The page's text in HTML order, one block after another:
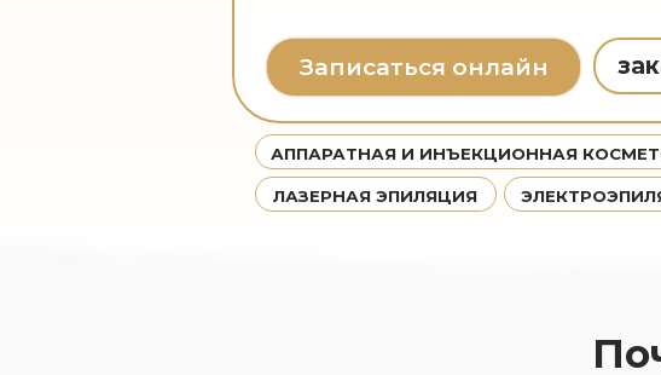
ЛАЗЕРНАЯ ЭПИЛЯЦИЯ
АППАРАТНАЯ И ИНЪЕКЦИОННАЯ КОСМЕТОЛОГИЯ